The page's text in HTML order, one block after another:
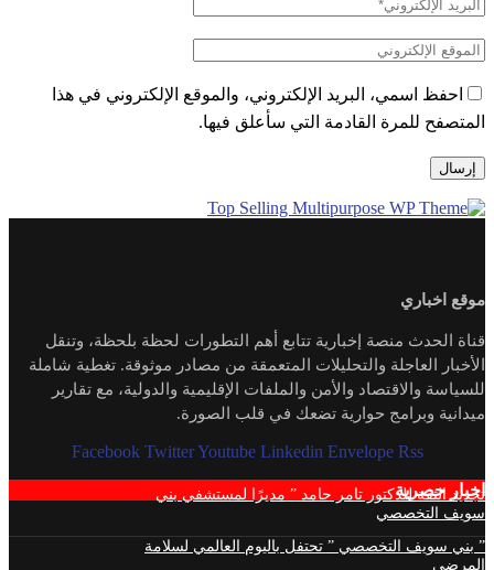
احفظ اسمي، البريد الإلكتروني، والموقع الإلكتروني في هذا
المتصفح للمرة القادمة التي سأعلق فيها.
موقع اخباري
قناة الحدث منصة إخبارية تتابع أهم التطورات لحظة بلحظة، وتنقل
الأخبار العاجلة والتحليلات المتعمقة من مصادر موثوقة. تغطية شاملة
للسياسة والاقتصاد والأمن والملفات الإقليمية والدولية، مع تقارير
ميدانية وبرامج حوارية تضعك في قلب الصورة.
Facebook Twitter Youtube Linkedin Envelope Rss
اخبار حصرية
تجديد الثقة للدكتور تامر حامد ” مديرًا لمستشفي بني
سويف التخصصي
” بني سويف التخصصي ” تحتفل باليوم العالمي لسلامة
المرضي